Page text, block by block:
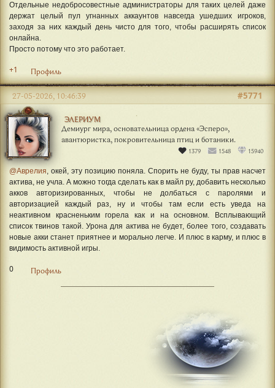
Отдельные недобросовестные администраторы для таких целей даже
держат целый пул угнанных аккаунтов навсегда ушедших игроков,
заходя за них каждый день чисто для того, чтобы расширять список
онлайна.
Просто потому что это работает.
+1 Профиль
ЭЛЕРИУМ
Демиург мира, основательница ордена «Эсперо»,
авантюристка, покровительница птиц и ботаники.
1379 1548 15940
#5771
27-05-2026, 10:46:39
@Аврелия, окей, эту позицию поняла. Спорить не буду, ты прав насчет
актива, не учла. А можно тогда сделать как в майл ру, добавить несколько
акков авторизированных, чтобы не долбаться с паролями и
авторизацией каждый раз, ну и чтобы там если есть уведа на
неактивном красненьким горела как и на основном. Всплывающий
список твинов такой. Урона для актива не будет, более того, создавать
новые акки станет приятнее и морально легче. И плюс в карму, и плюс в
видимость активной игры.
0 Профиль